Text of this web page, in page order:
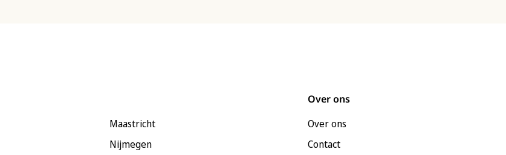
Maastricht
Nijmegen
Over ons
Over ons
Contact